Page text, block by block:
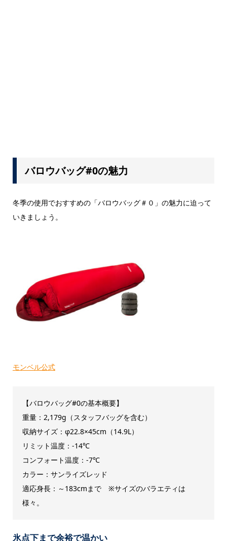
バロウバッグ#0の魅力
冬季の使用でおすすめの「バロウバッグ＃０」の魅力に迫って
いきましょう。
モンベル公式
【バロウバッグ#0の基本概要】
重量：2,179g（スタッフバッグを含む）
収納サイズ：φ22.8×45cm（14.9L）
リミット温度：-14℃
コンフォート温度：-7℃
カラー：サンライズレッド
適応身長：～183cmまで ※サイズのバラエティは
様々。
氷点下まで余裕で温かい